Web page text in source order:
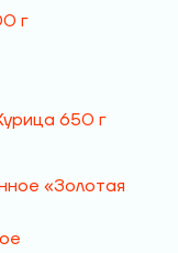
г
650 г
«Золотая